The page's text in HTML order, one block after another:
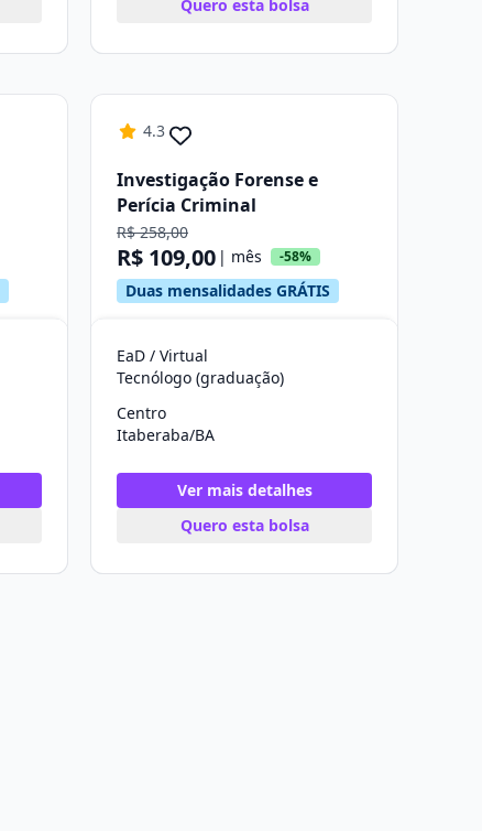
Quero esta bolsa
4.3
Investigação Forense e
Perícia Criminal
R$ 258,00
R$ 109,00 | mês -58%
Duas mensalidades GRÁTIS
EaD / Virtual
Tecnólogo (graduação)
Centro
Itaberaba/BA
Ver mais detalhes
Quero esta bolsa